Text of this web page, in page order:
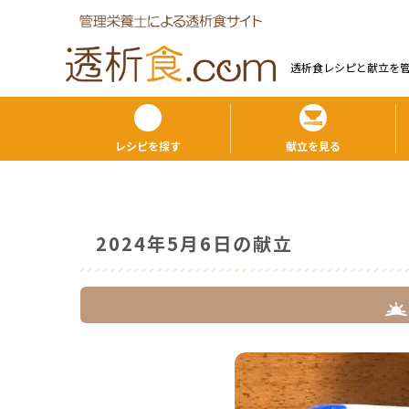
透析食レシピと献⽴を
レシピを探す 献立を見る
2024年5月6日の献立